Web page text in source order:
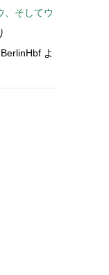
、そしてウ
BerlinHbf よ